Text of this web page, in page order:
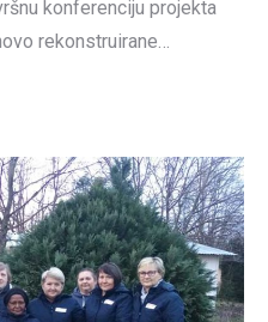
konferenciju projekta
rekonstruirane…